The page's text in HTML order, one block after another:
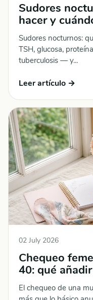
Sudores
hacer y
Sudores nocturnos:
TSH, glucosa,
tuberculosis — y...
Leer artículo →
02 July 2026
Chequeo
40: qué
El chequeo de una